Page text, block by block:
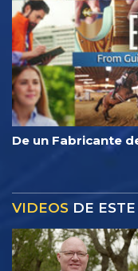
De un Fabricante
VIDEOS DE